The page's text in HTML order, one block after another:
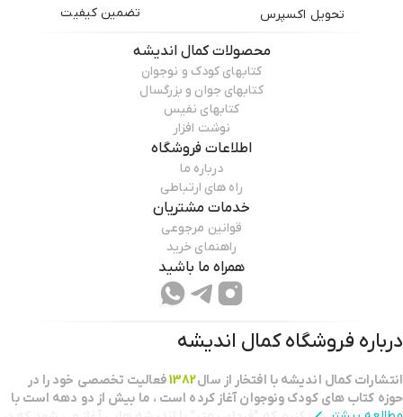
تحویل اکسپرس تضمین کیفیت
محصولاتکمال اندیشه
کتابهای کودک و نوجوان
کتابهای جوان و بزرگسال
کتابهای نفیس
نوشت افزار
اطلاعات فروشگاه
درباره ما
راه های ارتباطی
خدمات مشتریان
قوانین مرجوعی
راهنمای خرید
همراه ما باشید
درباره فروشگاهکمال اندیشه
انتشارات كمال انديشه با افتخار از سال1382فعاليت تخصصي خود را در
حوزه كتاب هاي كودك ونوجوان آغاز كرده است ، ما بيش از دو دهه است با